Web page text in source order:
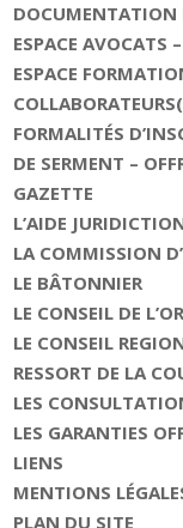
DOCUMENTATION
ESPACE
ESPACE
FORMALITÉS
DE SERMENT –
GAZETTE
L’AIDE
LA COMMISSION
LE BÂTONNIER
LE CONSEIL DE
LE CONSEIL
RESSORT DE LA
LES
LES GARANTIES
LIENS
MENTIONS
PLAN DU SITE